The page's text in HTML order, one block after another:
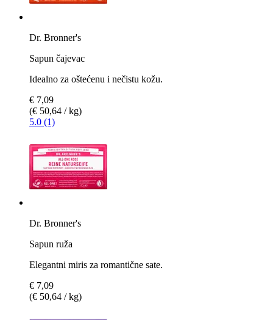
Dr. Bronner's
Sapun čajevac
Idealno za oštećenu i nečistu kožu.
€ 7,09
(€ 50,64 / kg)
5.0 (1)
Dr. Bronner's
Sapun ruža
Elegantni miris za romantične sate.
€ 7,09
(€ 50,64 / kg)